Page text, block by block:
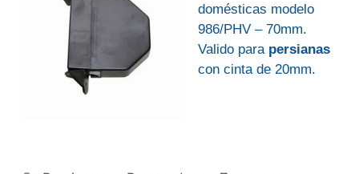
domésticas modelo
986/PHV – 70mm.
Valido para persianas
con cinta de 20mm.